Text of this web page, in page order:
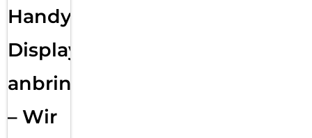
Handy
Displayfolie
anbringen
– Wir